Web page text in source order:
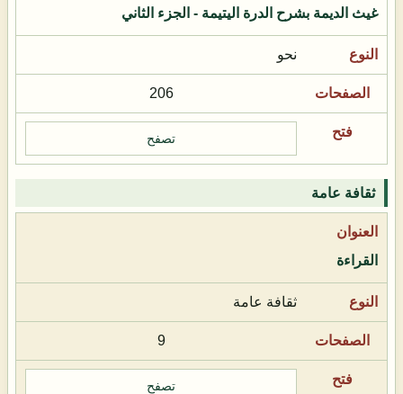
غيث الديمة بشرح الدرة اليتيمة - الجزء الثاني
نحو
206
تصفح
ثقافة عامة
القراءة
ثقافة عامة
9
تصفح